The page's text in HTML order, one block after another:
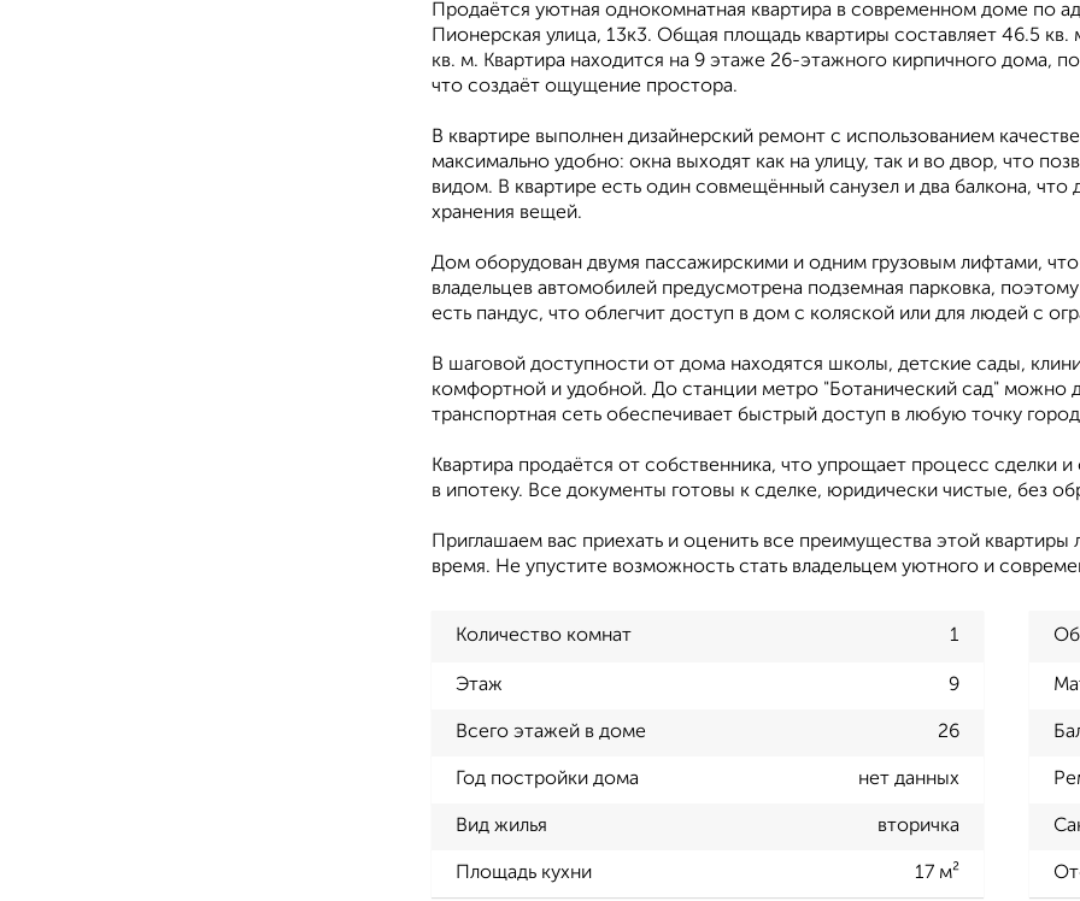
Продаётся уютная однокомнатная квартира в современном доме по
Пионерская улица, 13к3. Общая площадь квартиры составляет 46.5
кв. м. Квартира находится на 9 этаже 26-этажного кирпичного дома,
что создаёт ощущение простора.
В квартире выполнен дизайнерский ремонт с использованием
максимально удобно: окна выходят как на улицу, так и во двор, что
видом. В квартире есть один совмещённый санузел и два балкона,
хранения вещей.
Дом оборудован двумя пассажирскими и одним грузовым лифтами,
владельцев автомобилей предусмотрена подземная парковка,
есть пандус, что облегчит доступ в дом с коляской или для людей с
В шаговой доступности от дома находятся школы, детские сады,
комфортной и удобной. До станции метро "Ботанический сад" можно
транспортная сеть обеспечивает быстрый доступ в любую точку
Квартира продаётся от собственника, что упрощает процесс сделки
в ипотеку. Все документы готовы к сделке, юридически чистые, без
Приглашаем вас приехать и оценить все преимущества этой
время. Не упустите возможность стать владельцем уютного и
Количество комнат 1
Этаж 9
Всего этажей в доме 26
Год постройки дома нет данных
Вид жилья вторичка
Площадь кухни 17 м²